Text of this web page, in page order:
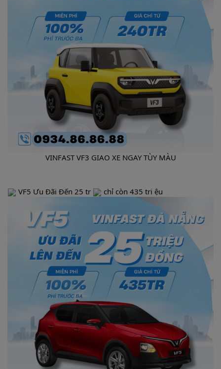
VINFAST VF3 GIAO XE NGAY TÙY MÀU
VF5 Ưu Đãi Đến 25 tr chỉ còn 435 tri ệu